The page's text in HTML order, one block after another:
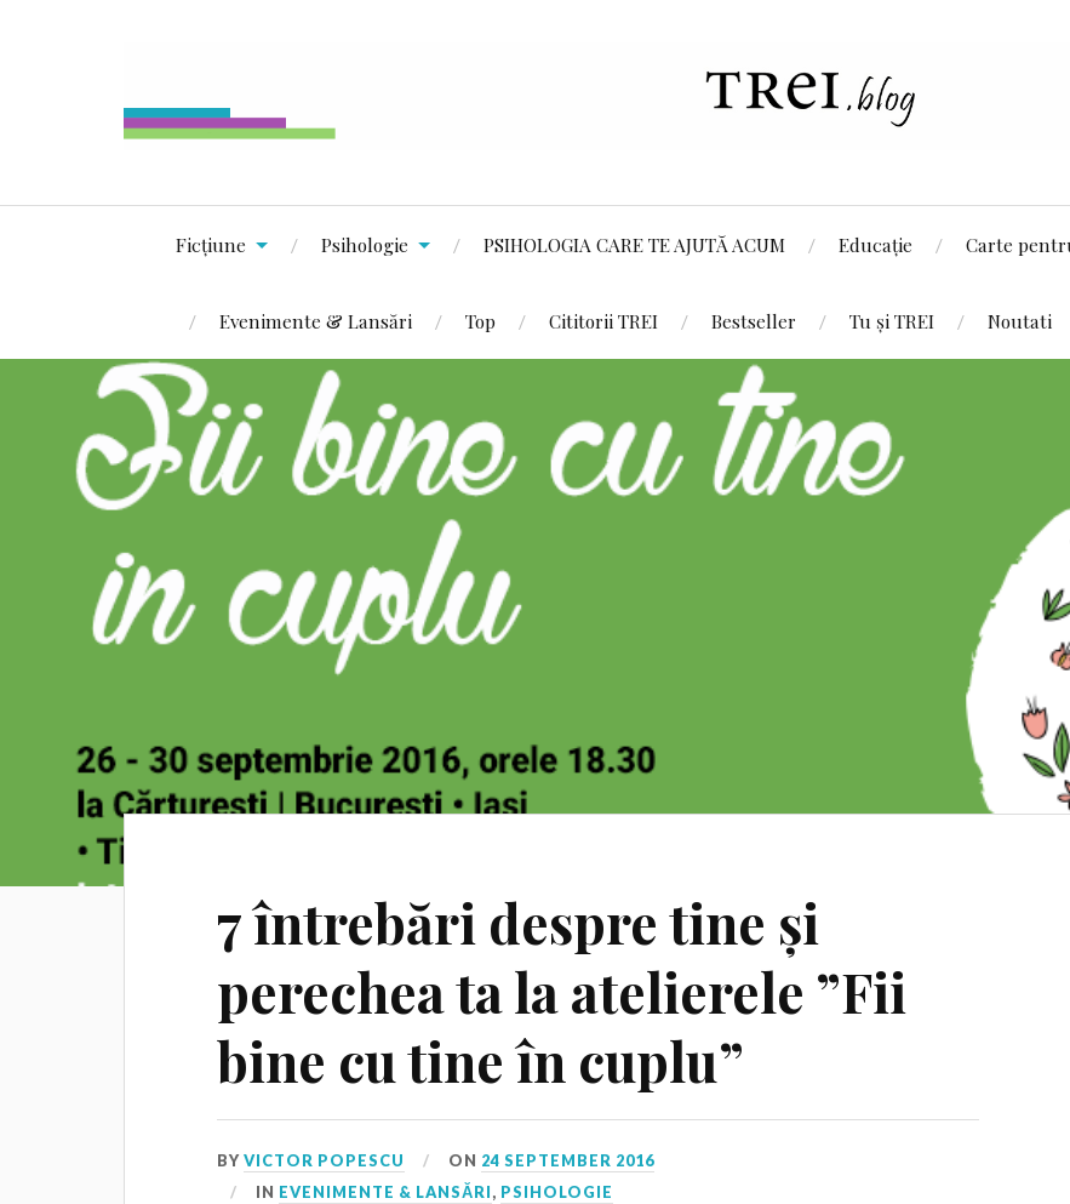
Ficțiune Psihologie PSIHOLOGIA CARE TE AJUTĂ ACUM Educație Carte
Evenimente & Lansări Top Cititorii TREI Bestseller Tu și TREI Noutati
7 întrebări despre tine și
perechea ta la atelierele ”Fii
bine cu tine în cuplu”
BYVICTOR POPESCU ON 24 SEPTEMBER 2016
IN EVENIMENTE & LANSĂRI, PSIHOLOGIE